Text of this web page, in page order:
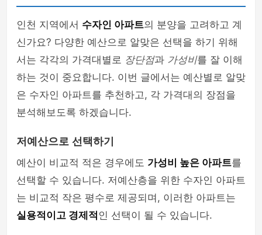
인천 지역에서 수자인 아파트의 분양을 고려하고 계
신가요? 다양한 예산으로 알맞은 선택을 하기 위해
서는 각각의 가격대별로 장단점과 가성비를 잘 이해
하는 것이 중요합니다. 이번 글에서는 예산별로 알맞
은 수자인 아파트를 추천하고, 각 가격대의 장점을
분석해보도록 하겠습니다.
저예산으로 선택하기
예산이 비교적 적은 경우에도 가성비 높은 아파트를
선택할 수 있습니다. 저예산층을 위한 수자인 아파트
는 비교적 작은 평수로 제공되며, 이러한 아파트는
실용적이고 경제적 인 선택이 될 수 있습니다.